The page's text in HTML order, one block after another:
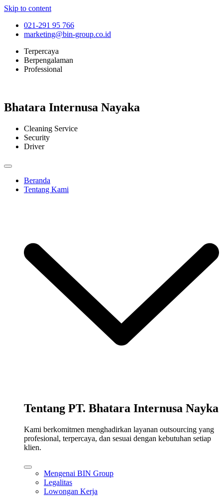
Skip to content
021-291 95 766
marketing@bin-group.co.id
Terpercaya
Berpengalaman
Professional
Bhatara Internusa Nayaka
Cleaning Service
Security
Driver
Beranda
Tentang Kami
Tentang PT. Bhatara Internusa Nayka
Kami berkomitmen menghadirkan layanan outsourcing yang
profesional, terpercaya, dan sesuai dengan kebutuhan setiap
klien.
Mengenai BIN Group
Legalitas
Lowongan Kerja